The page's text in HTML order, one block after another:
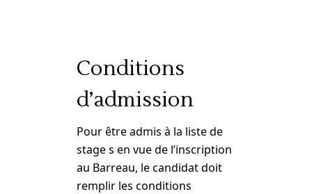
Conditions
d’admission
Pour être admis à la liste de
stage s en vue de l’inscription
au Barreau, le candidat doit
remplir les conditions